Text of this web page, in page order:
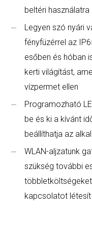
beltéri használatra
Legyen szó nyári
fényfüzérrel az
esőben és hóban
kerti világítást,
vízpermet ellen
Programozható
be és ki a kívánt
beállíthatja az
WLAN-aljzatunk
szükség további
kapcsolatot